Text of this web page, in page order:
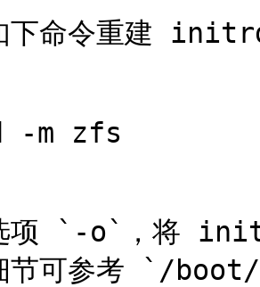
下命令重建
-m zfs
项 `-o`，将
节可参考 `/